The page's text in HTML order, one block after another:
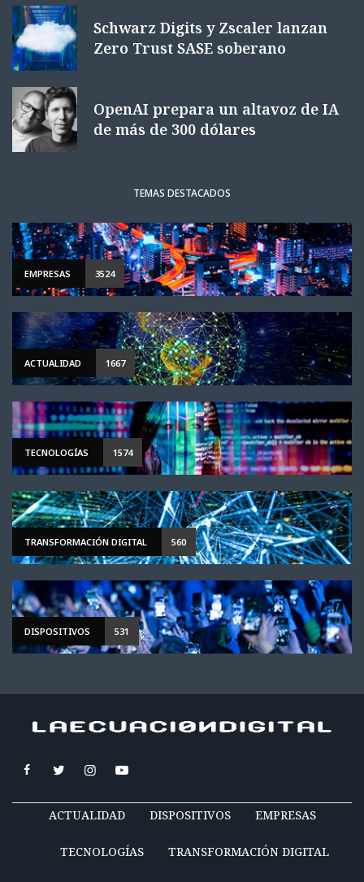
Schwarz Digits y Zscaler lanzan
Zero Trust SASE soberano
OpenAI prepara un altavoz de IA
de más de 300 dólares
TEMAS DESTACADOS
EMPRESAS 3524
ACTUALIDAD 1667
TECNOLOGÍAS 1574
TRANSFORMACIÓN DIGITAL 560
DISPOSITIVOS 531
ACTUALIDAD DISPOSITIVOS EMPRESAS
TECNOLOGÍAS TRANSFORMACIÓN DIGITAL